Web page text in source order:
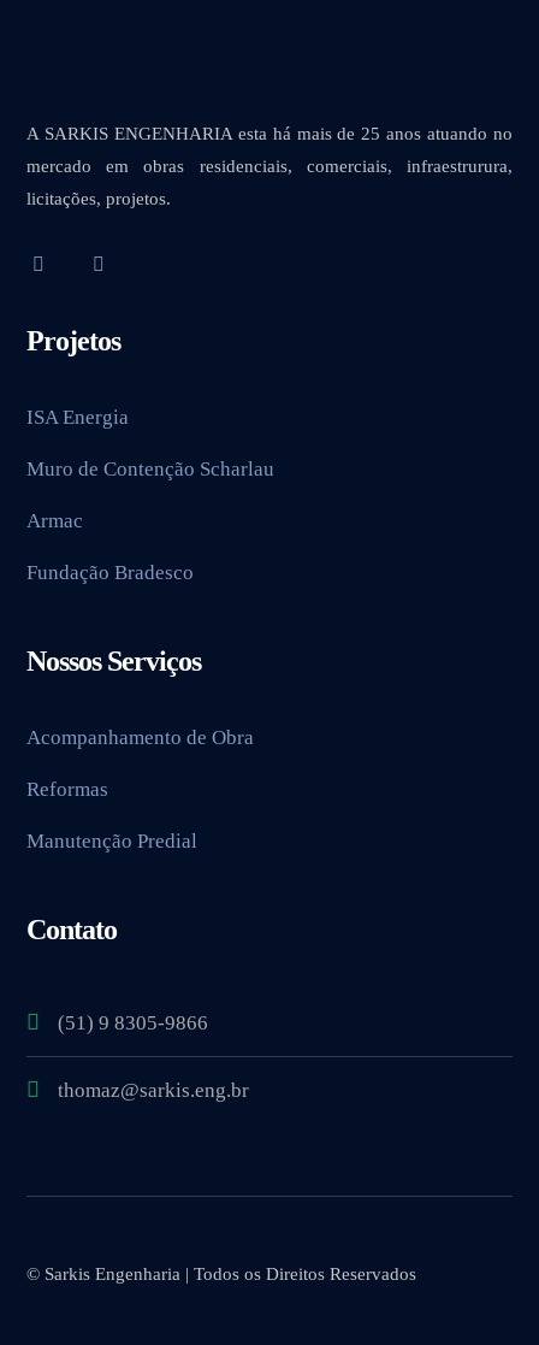
A SARKIS ENGENHARIA esta há mais de 25 anos atuando no
mercado em obras residenciais, comerciais, infraestrurura,
licitações, projetos.
Projetos
ISA Energia
Muro de Contenção Scharlau
Armac
Fundação Bradesco
Nossos Serviços
Acompanhamento de Obra
Reformas
Manutenção Predial
Contato
(51) 9 8305-9866
thomaz@sarkis.eng.br
© Sarkis Engenharia | Todos os Direitos Reservados